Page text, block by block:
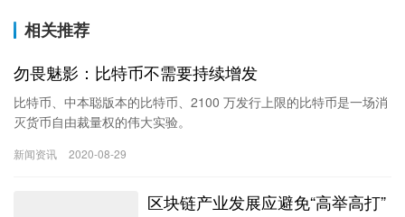
相关推荐
勿畏魅影：比特币不需要持续增发
比特币、中本聪版本的比特币、2100 万发行上限的比特币是一场消
灭货币自由裁量权的伟大实验。
新闻资讯 2020-08-29
区块链产业发展应避免“高举高打”